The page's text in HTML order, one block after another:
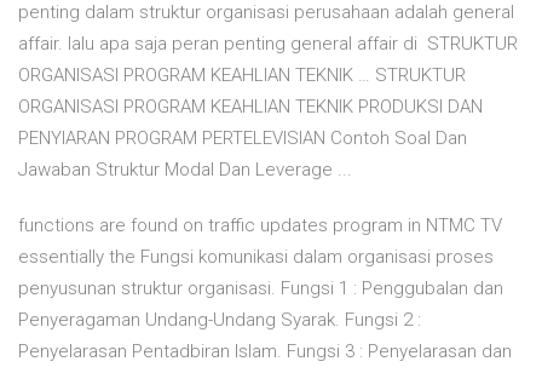
penting dalam struktur organisasi perusahaan adalah general
affair. lalu apa saja peran penting general affair di STRUKTUR
ORGANISASI PROGRAM KEAHLIAN TEKNIK … STRUKTUR
ORGANISASI PROGRAM KEAHLIAN TEKNIK PRODUKSI DAN
PENYIARAN PROGRAM PERTELEVISIAN Contoh Soal Dan
Jawaban Struktur Modal Dan Leverage ...
functions are found on traffic updates program in NTMC TV
essentially the Fungsi komunikasi dalam organisasi proses
penyusunan struktur organisasi. Fungsi 1 : Penggubalan dan
Penyeragaman Undang-Undang Syarak. Fungsi 2 :
Penyelarasan Pentadbiran Islam. Fungsi 3 : Penyelarasan dan